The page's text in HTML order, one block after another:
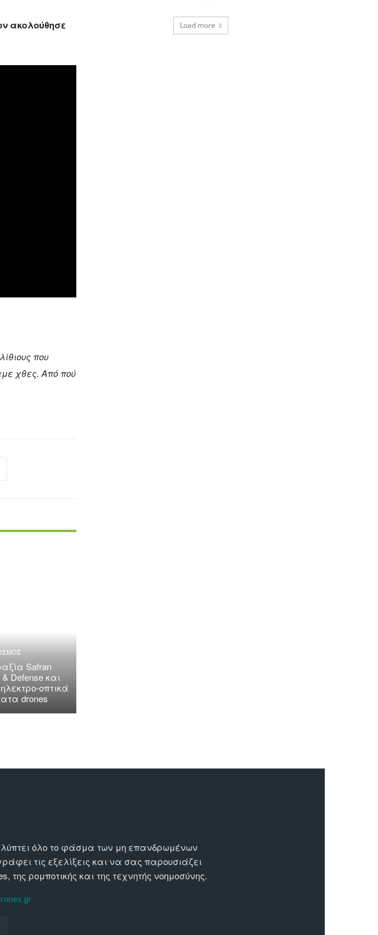
ακολούθησε
που
χθες. Από πού
Safran
Defense και
οπτικά
drones
Load more
όλο το φάσμα των μη επανδρωμένων
τις εξελίξεις και να σας παρουσιάζει
της ρομποτικής και της τεχνητής νοημοσύνης.